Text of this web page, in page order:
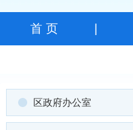
首 页|
区政府办公室